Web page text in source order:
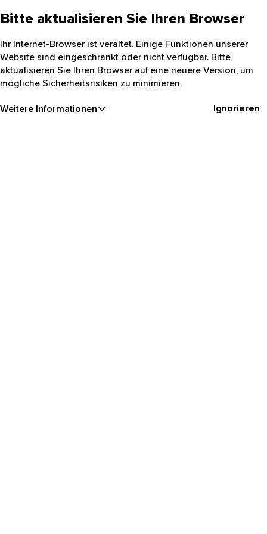
Bitte aktualisieren Sie Ihren Browser
Ihr Internet-Browser ist veraltet. Einige Funktionen unserer
Website sind eingeschränkt oder nicht verfügbar. Bitte
aktualisieren Sie Ihren Browser auf eine neuere Version, um
mögliche Sicherheitsrisiken zu minimieren.
Weitere Informationen Ignorieren